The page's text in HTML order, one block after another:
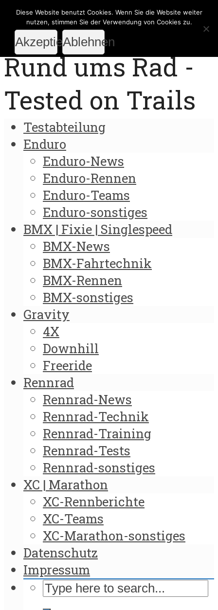
Rund ums Rad -
Tested on Trails
Testabteilung
Enduro
Enduro-News
Enduro-Rennen
Enduro-Teams
Enduro-sonstiges
BMX | Fixie | Singlespeed
BMX-News
BMX-Fahrtechnik
BMX-Rennen
BMX-sonstiges
Gravity
4X
Downhill
Freeride
Rennrad
Rennrad-News
Rennrad-Technik
Rennrad-Training
Rennrad-Tests
Rennrad-sonstiges
XC | Marathon
XC-Rennberichte
XC-Teams
XC-Marathon-sonstiges
Datenschutz
Impressum
Diese Website benutzt Cookies. Wenn Sie die Website weiter
nutzen, stimmen Sie der Verwendung von Cookies zu.
AkzeptierenAblehnen